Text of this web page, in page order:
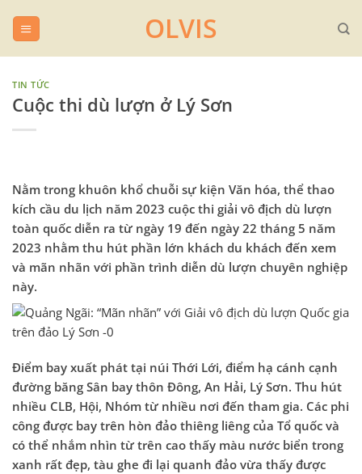
OLVIS
TIN TỨC
Cuộc thi dù lượn ở Lý Sơn
Nằm trong khuôn khổ chuỗi sự kiện Văn hóa, thể thao
kích cầu du lịch năm 2023 cuộc thi giải vô địch dù lượn
toàn quốc diễn ra từ ngày 19 đến ngày 22 tháng 5 năm
2023 nhằm thu hút phần lớn khách du khách đến xem
và mãn nhãn với phần trình diễn dù lượn chuyên nghiệp
này.
Điểm bay xuất phát tại núi Thới Lới, điểm hạ cánh cạnh
đường băng Sân bay thôn Đông, An Hải, Lý Sơn. Thu hút
nhiều CLB, Hội, Nhóm từ nhiều nơi đến tham gia. Các phi
công được bay trên hòn đảo thiêng liêng của Tổ quốc và
có thể nhắm nhìn từ trên cao thấy màu nước biển trong
xanh rất đẹp, tàu ghe đi lại quanh đảo vừa thấy được